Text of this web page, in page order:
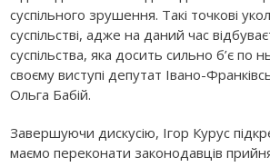
суспільного зрушення. Такі точкові
суспільстві, адже на даний час
суспільства, яка досить сильно б’є по
своєму виступі депутат Івано-
Ольга Бабій.
Завершуючи дискусію, Ігор Курус
маємо переконати законодавців